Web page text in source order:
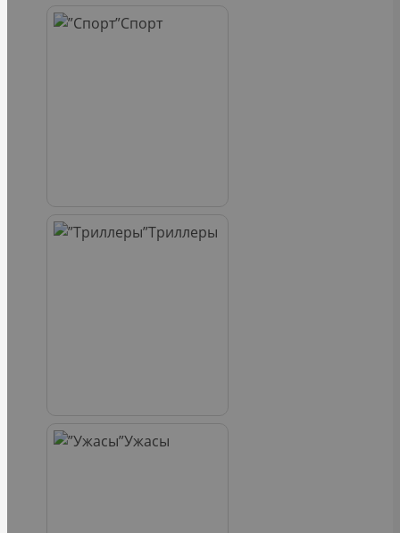
Спорт
Триллеры
Ужасы